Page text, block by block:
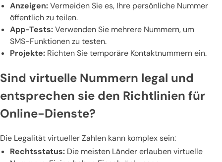
Anzeigen:Vermeiden Sie es, Ihre persönliche Nummer
öffentlich zu teilen.
App-Tests:Verwenden Sie mehrere Nummern, um
SMS-Funktionen zu testen.
Projekte: Richten Sie temporäre Kontaktnummern ein.
Sind virtuelle Nummern legal und
entsprechen sie den Richtlinien für
Online-Dienste?
Die Legalität virtueller Zahlen kann komplex sein:
Rechtsstatus: Die meisten Länder erlauben virtuelle